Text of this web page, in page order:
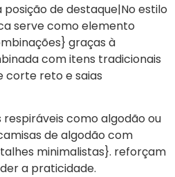
de destaque|No estilo
serve como elemento
graças à
com itens tradicionais
corte reto e saias
como algodão ou
de algodão com
minimalistas}. reforçam
a praticidade.